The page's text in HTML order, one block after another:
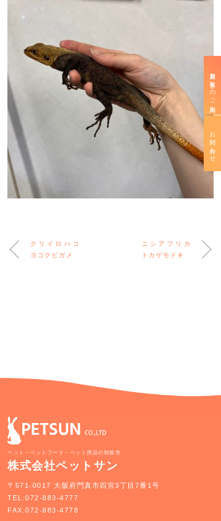
クリイロハコ
ヨコクビガメ
ニシアフリカ
トカゲモドキ
ペット・ペットフード・ペット用品の卸販売
株式会社ペットサン
〒571-0017 大阪府門真市四宮3丁目7番1号
TEL:072-883-4777
FAX:072-883-4778
新規お取引きのご案内
お問い合わせ